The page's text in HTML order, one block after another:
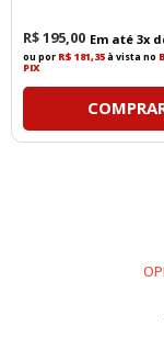
R$195,00 Em até 3x
ou por R$ 181,35à vista no
PIX